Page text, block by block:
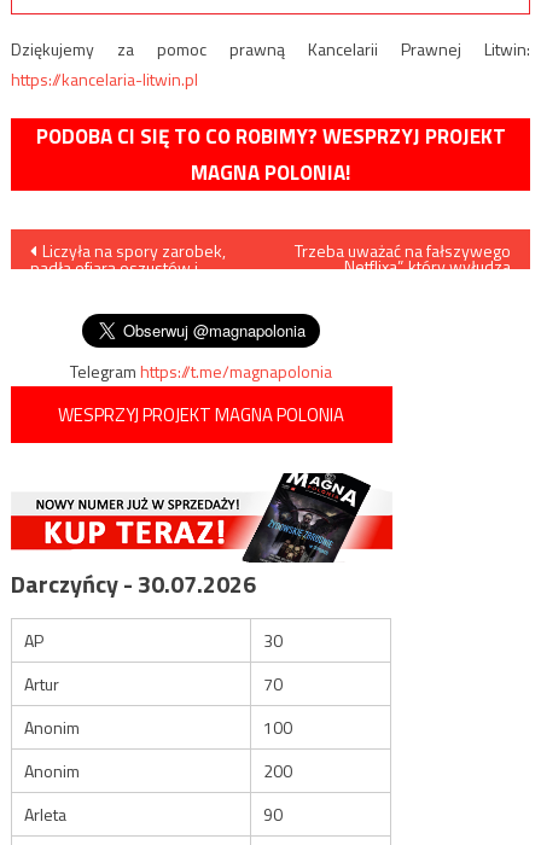
Dziękujemy za pomoc prawną Kancelarii Prawnej Litwin:
https://kancelaria-litwin.pl
PODOBA CI SIĘ TO CO ROBIMY? WESPRZYJ PROJEKT
MAGNA POLONIA!
Nawigacja
wpisu
Liczyła na spory zarobek,
padła ofiarą oszustów i
Trzeba uważać na fałszywego
„Netflixa”, który wyłudza
Telegramhttps://t.me/magnapolonia
WESPRZYJ PROJEKT MAGNA POLONIA
Darczyńcy - 30.07.2026
AP
30
Artur
70
Anonim
100
Anonim
200
Arleta
90